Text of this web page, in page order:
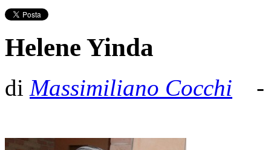
Helene Yinda
di Massimiliano Cocchi -